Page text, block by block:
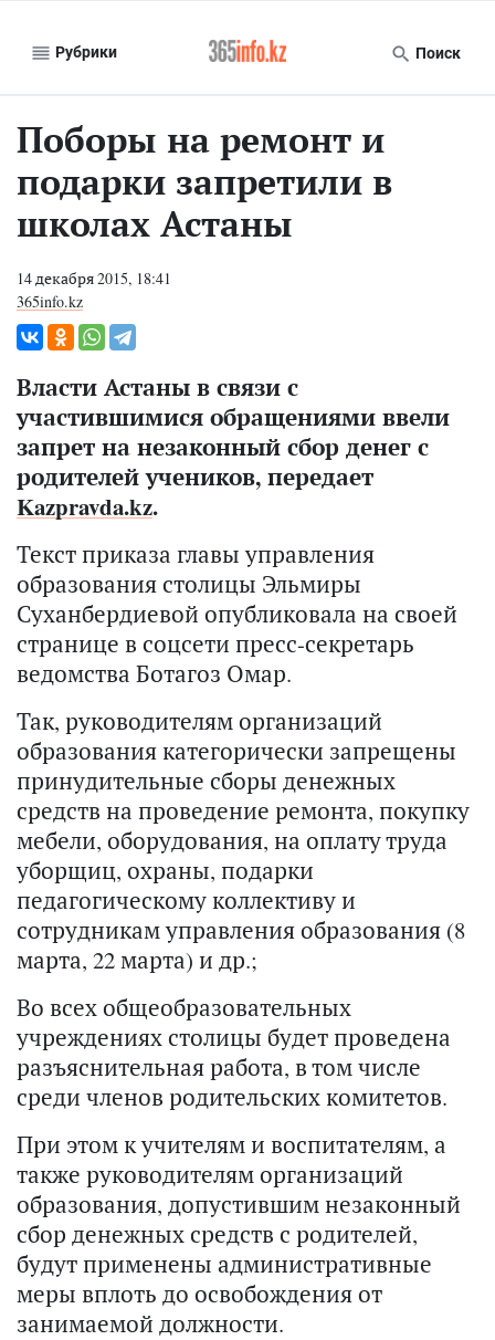
Рубрики Поиск
Поборы на ремонт и
подарки запретили в
школах Астаны
14 декабря 2015, 18:41
365info.kz
Власти Астаны в связи с
участившимися обращениями ввели
запрет на незаконный сбор денег с
родителей учеников, передает
Kazpravda.kz.
Текст приказа главы управления
образования столицы Эльмиры
Суханбердиевой опубликовала на своей
странице в соцсети пресс-секретарь
ведомства Ботагоз Омар.
Так, руководителям организаций
образования категорически запрещены
принудительные сборы денежных
средств на проведение ремонта, покупку
мебели, оборудования, на оплату труда
уборщиц, охраны, подарки
педагогическому коллективу и
сотрудникам управления образования (8
марта, 22 марта) и др.;
Во всех общеобразовательных
учреждениях столицы будет проведена
разъяснительная работа, в том числе
среди членов родительских комитетов.
При этом к учителям и воспитателям, а
также руководителям организаций
образования, допустившим незаконный
сбор денежных средств с родителей,
будут применены административные
меры вплоть до освобождения от
занимаемой должности.